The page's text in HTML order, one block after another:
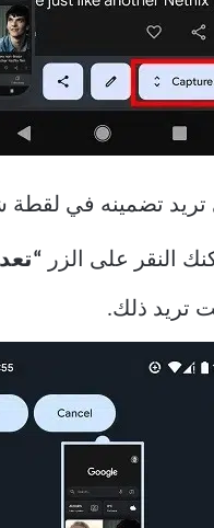
تريد تضمينه في لقطة
النقر على الزر
تريد ذلك.